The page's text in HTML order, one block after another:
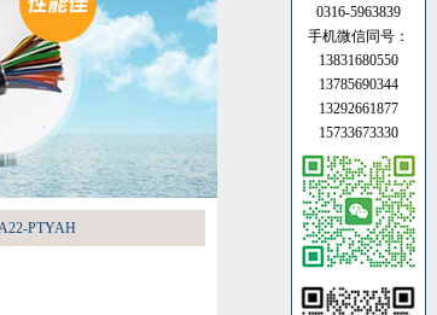
PTYAH
0316-5963839
手机微信同号：
13831680550
13785690344
13292661877
15733673330